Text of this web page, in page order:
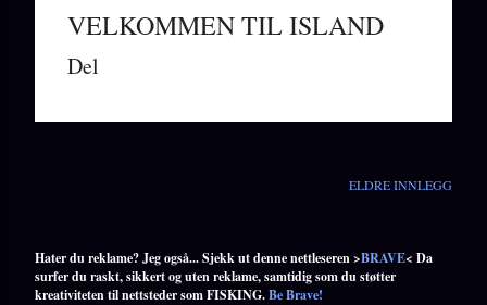
VELKOMMEN TIL ISLAND
Del
ELDRE INNLEGG
Hater du reklame? Jeg også... Sjekk ut denne nettleseren >BRAVE< Da
surfer du raskt, sikkert og uten reklame, samtidig som du støtter
kreativiteten til nettsteder som FISKING.Be Brave!